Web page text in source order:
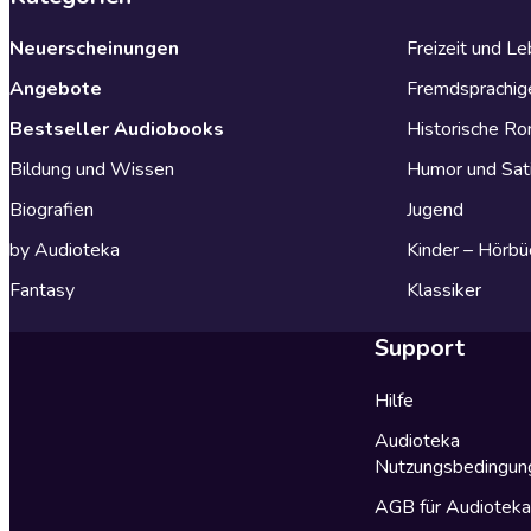
Neuerscheinungen
Angebote
Bestseller Audiobooks
Bildung und Wissen
Biografien
by Audioteka
Fantasy
Freizeit und
Historische
Humor und
Jugend
Kinder –
Klassiker
Support
Hilfe
Audioteka
AGB für